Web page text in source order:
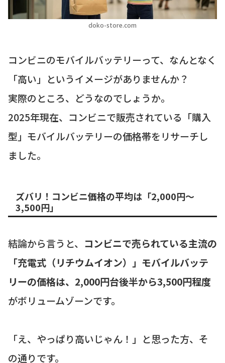
doko-store.com
コンビニのモバイルバッテリーって、なんとなく
「高い」というイメージがありませんか？
実際のところ、どうなのでしょうか。
2025年現在、コンビニで販売されている「購入
型」モバイルバッテリーの価格帯をリサーチし
ました。
ズバリ！コンビニ価格の平均は「2,000円〜
3,500円」
結論から言うと、 コンビニで売られている主流の
「充電式（リチウムイオン）」モバイルバッテ
リーの価格は、2,000円台後半から3,500円程度
がボリュームゾーンです。
「え、やっぱり高いじゃん！」と思った方、そ
の通りです。